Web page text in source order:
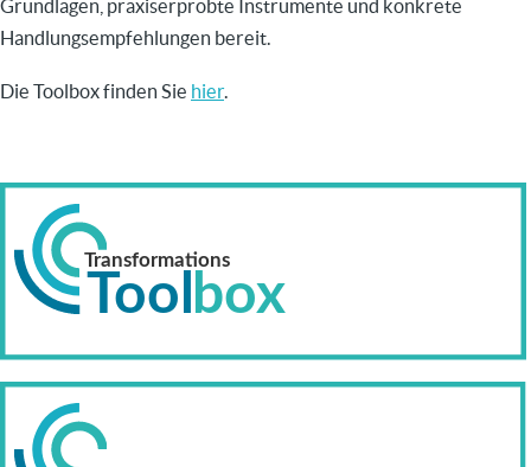
Grundlagen, praxiserprobte Instrumente und konkrete
Handlungsempfehlungen bereit.
Die Toolbox finden Sie hier.